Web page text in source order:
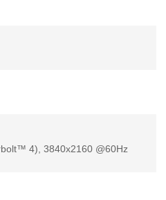
4), 3840x2160 @60Hz